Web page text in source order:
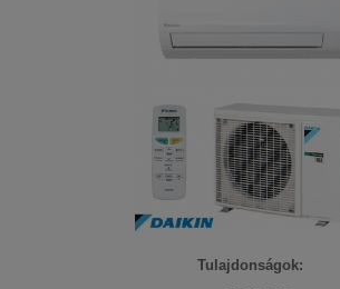
Tulajdonságok: